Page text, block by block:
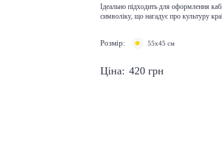
Ідеально підходить для оформлення
символіку, що нагадує про культуру
Розмір: 55х45 см
Ціна: 420 грн